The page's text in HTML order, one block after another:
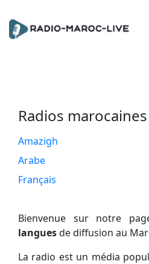
Radios
Amazigh
Arabe
Français
Bienvenue sur notre
languesde diffusion au
La radio est un média